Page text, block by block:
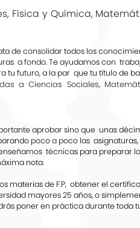
Física y Química,
de consolidar todos los
a fondo. Te ayudamos con
tu futuro, a la par que tu título de
a Ciencias Sociales,
aprobar sino que unas
poco a poco las
técnicas para preparar
nota.
materias de F.P, obtener el
mayores 25 años, o
poner en práctica durante toda